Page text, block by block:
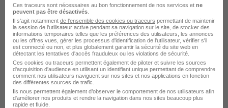
Chef de Projets Développement
Photovoltaïque H/F
Fed Construction
Avignon - 84 CDI 42 000 - 48 000 € / an
Voir l’offre
Ces traceurs sont nécessaires au bon fonctionnement de nos services et ne
peuvent pas être désactivés
Il s'agit notamment de l'ensemble des cookies ou traceurs permettant de maintenir
la session de l'utilisateur active pendant sa navigation sur le site, de stocker des
informations temporaires telles que les préférences des utilisateurs, les annonces
ou les offres vues, gérer les processus d'identification de l'utilisateur, vérifier s'il
est connecté ou non, et plus globalement garantir la sécurité du site web en
détectant les tentatives d'accès frauduleux ou les violations de sécurité.
Ces cookies ou traceurs permettent également de piloter et suivre les sources
d'acquisition d'audience en utilisant un identifiant unique permettant de comprendre
comment nos utilisateurs naviguent sur nos sites et nos applications en fonction
des différentes sources de trafic.
Ils nous permettent également d’observer le comportement de nos utilisateurs afin
d'améliorer nos produits et rendre la navigation dans nos sites beaucoup plus
rapide et fluide.